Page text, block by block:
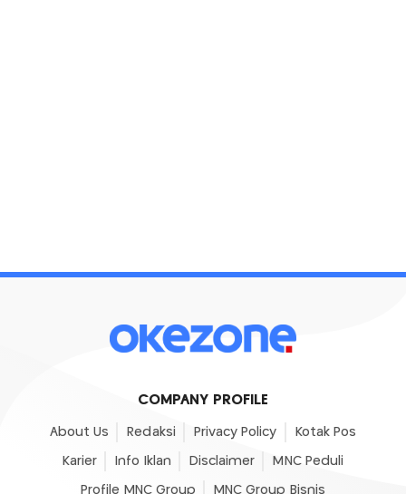
COMPANY PROFILE
About Us Redaksi Privacy Policy Kotak Pos
Karier Info Iklan Disclaimer MNC Peduli
Profile MNC Group MNC Group Bisnis